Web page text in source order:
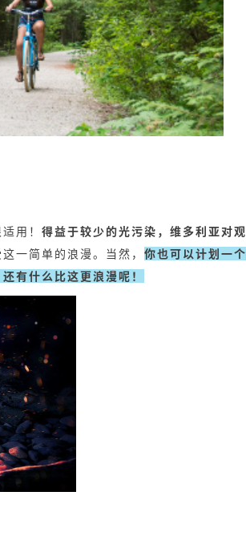
适用！得益于较少的光污染，维多利亚对观
一简单的浪漫。当然，你也可以计划一个
还有什么比这更浪漫呢！